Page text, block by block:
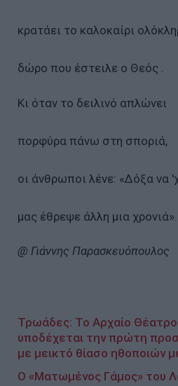
κρατάει το καλοκαίρι
δώρο που έστειλε ο Θεός .
Κι όταν το δειλινό απλώνει
πορφύρα πάνω στη σποριά,
οι άνθρωποι λένε: «Δόξα να
μας έθρεψε άλλη μια χρονιά».
@ Γιάννης Παρασκευόπουλος
Τρωάδες: Το Αρχαίο Θέατρο
υποδέχεται την πρώτη
με μεικτό θίασο ηθοποιών
Ο «Ματωμένος Γάμος» του